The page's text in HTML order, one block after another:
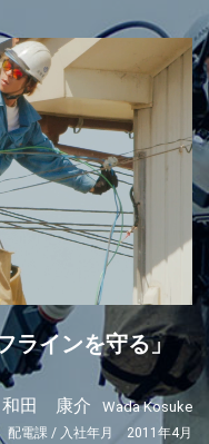
ラインを守る」
和田 康介 Wada Kosuke
配電課 / 入社年月 2011年4月